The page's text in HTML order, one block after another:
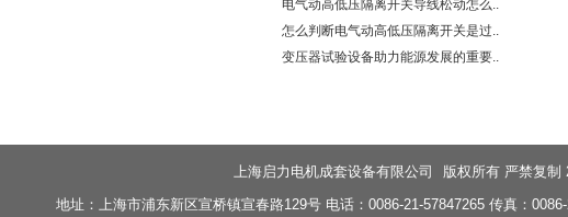
电气动高低压隔离开关导线松动怎么..
怎么判断电气动高低压隔离开关是过..
变压器试验设备助力能源发展的重要..
上海启力电机成套设备有限公司
版权所有 严禁复制
地址：上海市浦东新区宣桥镇宣春路129号 电话：0086-21-57847265 传真：0086-